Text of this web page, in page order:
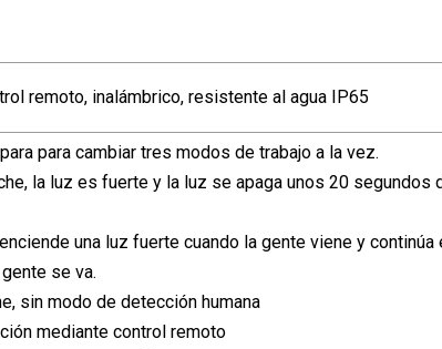
remoto, inalámbrico, resistente al agua IP65
para cambiar tres modos de trabajo a la vez.
la luz es fuerte y la luz se apaga unos 20 segundos
una luz fuerte cuando la gente viene y
se va.
sin modo de detección humana
mediante control remoto